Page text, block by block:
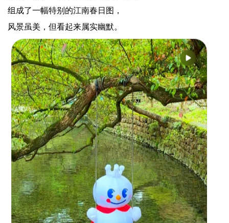
组成了一幅特别的江南春日图，
风景虽美，但看起来属实幽默。